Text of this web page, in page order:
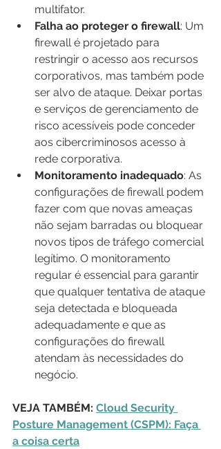
multifator.
Falha ao proteger o firewall: Um
firewall é projetado para
restringir o acesso aos recursos
corporativos, mas também pode
ser alvo de ataque. Deixar portas
e serviços de gerenciamento de
risco acessíveis pode conceder
aos cibercriminosos acesso à
rede corporativa.
Monitoramento inadequado: As
configurações de firewall podem
fazer com que novas ameaças
não sejam barradas ou bloquear
novos tipos de tráfego comercial
legítimo. O monitoramento
regular é essencial para garantir
que qualquer tentativa de ataque
seja detectada e bloqueada
adequadamente e que as
configurações do firewall
atendam às necessidades do
negócio.
VEJA TAMBÉM: Cloud Security
Posture Management (CSPM): Faça
a coisa certa